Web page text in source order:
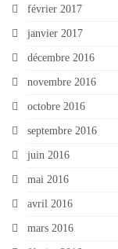
février 2017
janvier 2017
décembre 2016
novembre 2016
octobre 2016
septembre 2016
juin 2016
mai 2016
avril 2016
mars 2016